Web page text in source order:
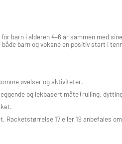
barn i alderen 4–6 år sammen med
barn og voksne en positiv start i
øvelser og aktiviteter.
og lekbasert måte (rulling,
Racketstørrelse 17 eller 19 anbefales